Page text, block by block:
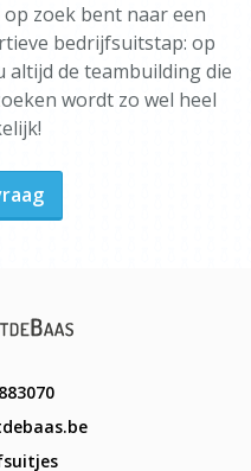
zoek bent naar een
bedrijfsuitstap: op
altijd de teambuilding die
wordt zo wel heel